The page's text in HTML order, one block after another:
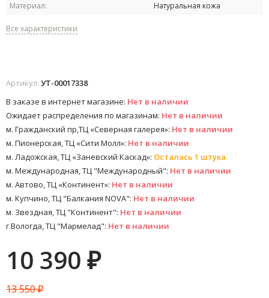
Материал:
Натуральная кожа
Все характеристики
Артикул: УТ-00017338
В заказе в интернет магазине: Нет в наличии
Ожидает распределения по магазинам: Нет в наличии
м. Гражданский пр,ТЦ «Северная галерея»: Нет в наличии
м. Пионерская, ТЦ «Сити Молл»: Нет в наличии
м. Ладожская, ТЦ «Заневский Каскад»: Осталась 1 штука
м. Международная, ТЦ "Международный": Нет в наличии
м. Автово, ТЦ «Континент»: Нет в наличии
м. Купчино, ТЦ "Балкания NOVA": Нет в наличии
м. Звездная, ТЦ "Континент": Нет в наличии
г.Вологда, ТЦ "Мармелад": Нет в наличии
10 390 ₽
13 550₽